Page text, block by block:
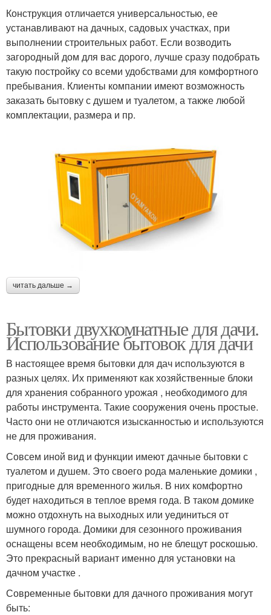
Конструкция отличается универсальностью, ее
устанавливают на дачных, садовых участках, при
выполнении строительных работ. Если возводить
загородный дом для вас дорого, лучше сразу подобрать
такую постройку со всеми удобствами для комфортного
пребывания. Клиенты компании имеют возможность
заказать бытовку с душем и туалетом, а также любой
комплектации, размера и пр.
читать дальше →
Бытовки двухкомнатные для дачи.
Использование бытовок для дачи
В настоящее время бытовки для дач используются в
разных целях. Их применяют как хозяйственные блоки
для хранения собранного урожая , необходимого для
работы инструмента. Такие сооружения очень простые.
Часто они не отличаются изысканностью и используются
не для проживания.
Совсем иной вид и функции имеют дачные бытовки с
туалетом и душем. Это своего рода маленькие домики ,
пригодные для временного жилья. В них комфортно
будет находиться в теплое время года. В таком домике
можно отдохнуть на выходных или уединиться от
шумного города. Домики для сезонного проживания
оснащены всем необходимым, но не блещут роскошью.
Это прекрасный вариант именно для установки на
дачном участке .
Современные бытовки для дачного проживания могут
быть: